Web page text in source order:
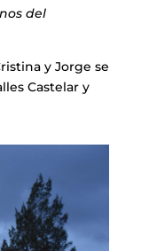
del
y Jorge se
Castelar y